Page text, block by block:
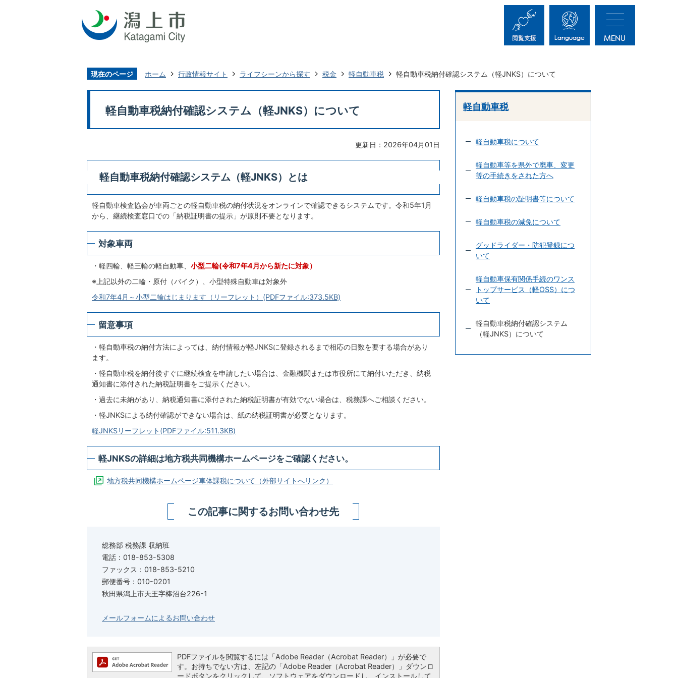
現在のページ ホーム 行政情報サイト ライフシーンから探す 税金 軽自動車税 軽自動車税納付確認システム（軽JNKS）について
軽自動車税納付確認システム（軽JNKS）について
更新日：2026年04月01日
軽自動車税納付確認システム（軽JNKS）とは
軽自動車検査協会が車両ごとの軽自動車税の納付状況をオンラインで確認できるシステムです。令和5年1月
から、継続検査窓口での「納税証明書の提示」が原則不要となります。
対象車両
・軽四輪、軽三輪の軽自動車、 小型二輪(令和7年4月から新たに対象）
※上記以外の二輪・原付（バイク）、小型特殊自動車は対象外
令和7年4月～小型二輪はじまります（リーフレット）(PDFファイル:373.5KB)
留意事項
・軽自動車税の納付方法によっては、納付情報が軽JNKSに登録されるまで相応の日数を要する場合があり
ます。
・軽自動車税を納付後すぐに継続検査を申請したい場合は、金融機関または市役所にて納付いただき、納税
通知書に添付された納税証明書をご提示ください。
・過去に未納があり、納税通知書に添付された納税証明書が有効でない場合は、税務課へご相談ください。
・軽JNKSによる納付確認ができない場合は、紙の納税証明書が必要となります。
軽JNKSリーフレット(PDFファイル:511.3KB)
軽JNKSの詳細は地方税共同機構ホームページをご確認ください。
地方税共同機構ホームページ車体課税について（外部サイトへリンク）
この記事に関するお問い合わせ先
総務部 税務課 収納班
電話：018-853-5308
ファックス：018-853-5210
郵便番号：010-0201
秋田県潟上市天王字棒沼台226-1
メールフォームによるお問い合わせ
PDFファイルを閲覧するには「Adobe Reader（Acrobat Reader）」が必要で
す。お持ちでない方は、左記の「Adobe Reader（Acrobat Reader）」ダウンロ
ードボタンをクリックして、ソフトウェアをダウンロードし、インストールして
軽自動車税
軽自動車税について
軽自動車等を県外で廃車、変更
等の手続きをされた方へ
軽自動車税の証明書等について
軽自動車税の減免について
グッドライダー・防犯登録につ
いて
軽自動車保有関係手続のワンス
トップサービス（軽OSS）につ
いて
軽自動車税納付確認システム
（軽JNKS）について